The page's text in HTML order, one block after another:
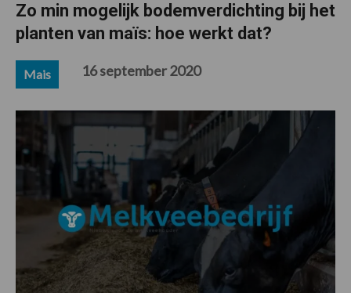
Zo min mogelijk bodemverdichting bij het
planten van maïs: hoe werkt dat?
Mais 16 september 2020